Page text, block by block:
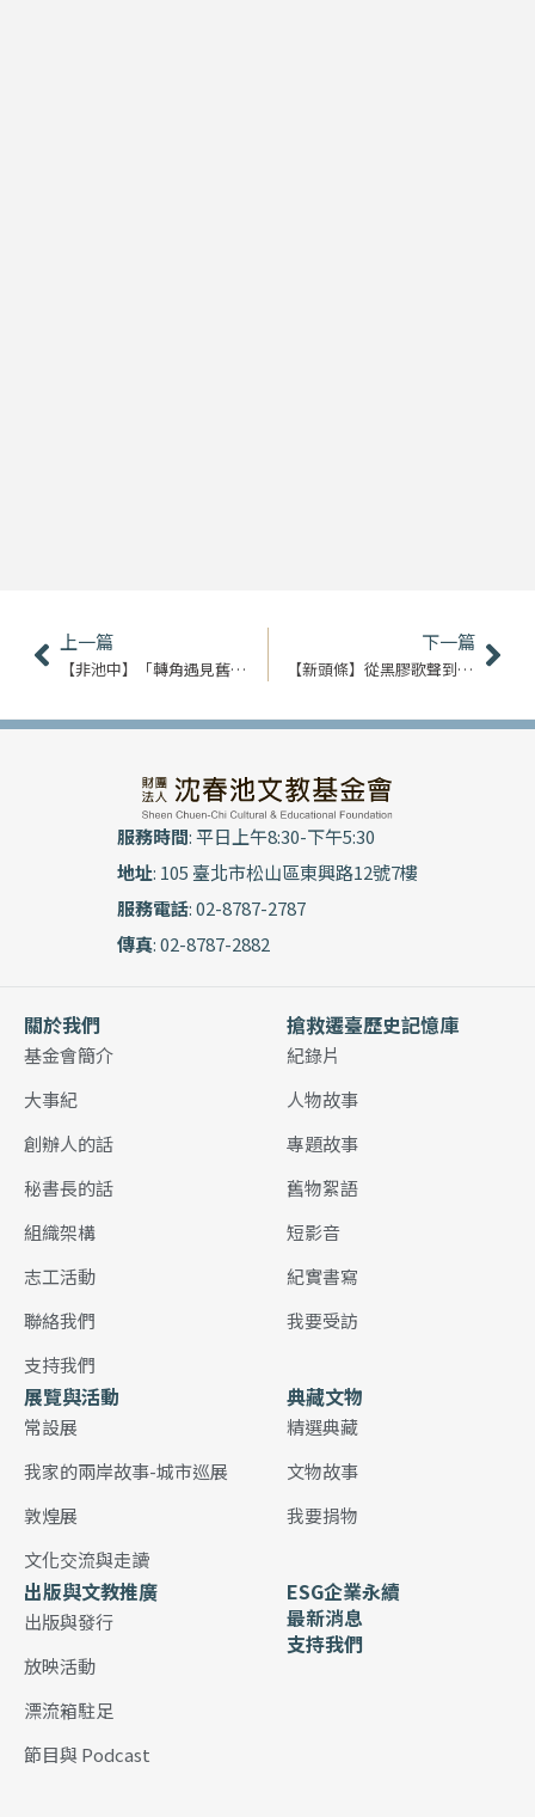
上一頁
上一篇
【非池中】「轉角遇見舊時光」歷史文物展
下一篇
【新頭條】從黑膠歌聲到眷村人情 走進台灣早年時光廊道
下
服務時間: 平日上午8:30-下午5:30
地址: 105 臺北市松山區東興路12號7樓
服務電話: 02-8787-2787
傳真: 02-8787-2882
關於我們
基金會簡介
大事紀
創辦人的話
秘書長的話
組織架構
志工活動
聯絡我們
支持我們
搶救遷臺歷史記憶庫
紀錄片
人物故事
專題故事
舊物絮語
短影音
紀實書寫
我要受訪
展覽與活動
常設展
我家的兩岸故事-城市巡展
敦煌展
文化交流與走讀
典藏文物
精選典藏
文物故事
我要捐物
出版與文教推廣
出版與發行
放映活動
漂流箱駐足
節目與 Podcast
ESG企業永續
最新消息
支持我們